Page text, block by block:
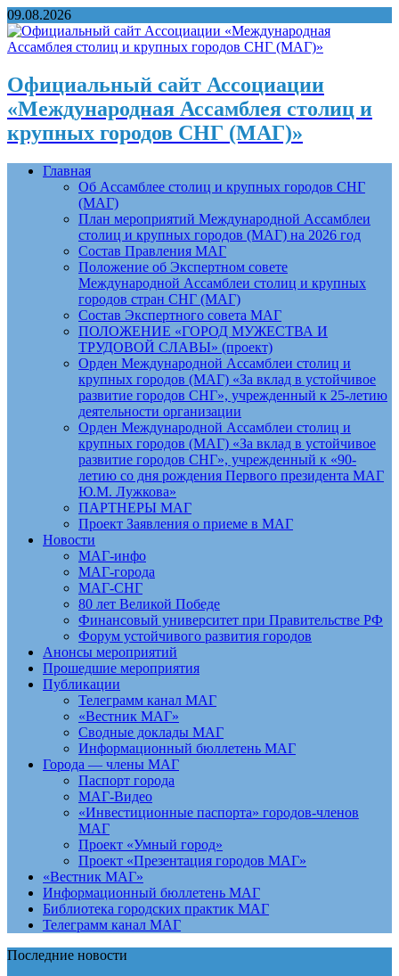
09.08.2026
Официальный сайт Ассоциации
«Международная Ассамблея столиц и
крупных городов СНГ (МАГ)»
Главная
Об Ассамблее столиц и крупных городов СНГ
(МАГ)
План мероприятий Международной Ассамблеи
столиц и крупных городов (МАГ) на 2026 год
Состав Правления МАГ
Положение об Экспертном совете
Международной Ассамблеи столиц и крупных
городов стран СНГ (МАГ)
Состав Экспертного совета МАГ
ПОЛОЖЕНИЕ «ГОРОД МУЖЕСТВА И
ТРУДОВОЙ СЛАВЫ» (проект)
Орден Международной Ассамблеи столиц и
крупных городов (МАГ) «За вклад в устойчивое
развитие городов СНГ», учрежденный к 25-летию
деятельности организации
Орден Международной Ассамблеи столиц и
крупных городов (МАГ) «За вклад в устойчивое
развитие городов СНГ», учрежденный к «90-
летию со дня рождения Первого президента МАГ
Ю.М. Лужкова»
ПАРТНЕРЫ МАГ
Проект Заявления о приеме в МАГ
Новости
МАГ-инфо
МАГ-города
МАГ-СНГ
80 лет Великой Победе
Финансовый университет при Правительстве РФ
Форум устойчивого развития городов
Анонсы мероприятий
Прошедшие мероприятия
Публикации
Телеграмм канал МАГ
«Вестник МАГ»
Сводные доклады МАГ
Информационный бюллетень МАГ
Города — члены МАГ
Паспорт города
МАГ-Видео
«Инвестиционные паспорта» городов-членов
МАГ
Проект «Умный город»
Проект «Презентация городов МАГ»
«Вестник МАГ»
Информационный бюллетень МАГ
Библиотека городских практик МАГ
Телеграмм канал МАГ
Последние новости